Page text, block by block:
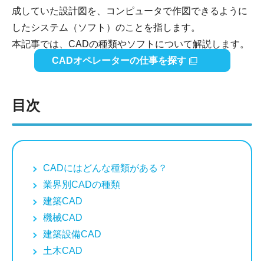
成していた設計図を、コンピュータで作図できるように
したシステム（ソフト）のことを指します。
本記事では、CADの種類やソフトについて解説します。
CADオペレーターの仕事を探す
目次
CADにはどんな種類がある？
業界別CADの種類
建築CAD
機械CAD
建築設備CAD
土木CAD